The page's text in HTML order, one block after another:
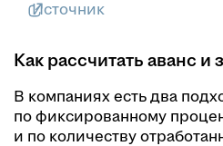
Источник
Как рассчитать аванс и
В компаниях есть два
по фиксированному
и по количеству